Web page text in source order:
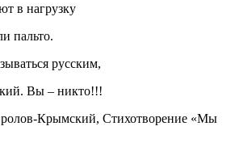
в нагрузку
пальто.
русским,
Вы – никто!!!
Крымский, Стихотворение «Мы